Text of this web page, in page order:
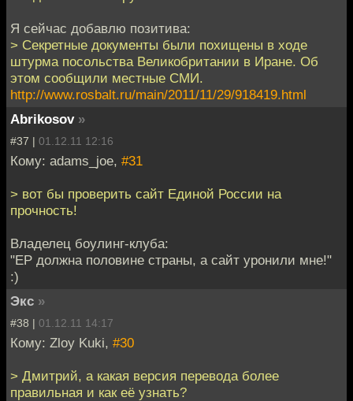
Я сейчас добавлю позитива:
> Секретные документы были похищены в ходе
штурма посольства Великобритании в Иране. Об
этом сообщили местные СМИ.
http://www.rosbalt.ru/main/2011/11/29/918419.html
Abrikosov »
#37 | 01.12.11 12:16
Кому: adams_joe, #31
> вот бы проверить сайт Единой России на
прочность!
Владелец боулинг-клуба:
"ЕР должна половине страны, а сайт уронили мне!"
:)
Экс »
#38 | 01.12.11 14:17
Кому: Zloy Kuki, #30
> Дмитрий, а какая версия перевода более
правильная и как её узнать?